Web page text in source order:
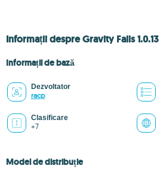
Informații despre Gravity Falls 1.0.13
Informații de bază
Dezvoltator
racp
Clasificare
+7
Model de distribuție